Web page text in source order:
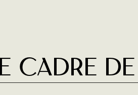
cadre de